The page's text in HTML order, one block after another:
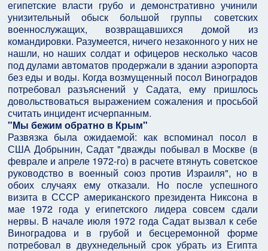
египетские власти грубо и демонстративно учинили
унизительный обыск большой группы советских
военнослужащих, возвращавшихся домой из
командировки. Разумеется, ничего незаконного у них не
нашли, но наших солдат и офицеров несколько часов
под дулами автоматов продержали в здании аэропорта
без еды и воды. Когда возмущенный посол Виноградов
потребовал разъяснений у Садата, ему пришлось
довольствоваться выражением сожаления и просьбой
считать инцидент исчерпанным.
"Мы бежим обратно в Крым"
Развязка была ожидаемой: как вспоминал посол в
США Добрынин, Садат "дважды побывал в Москве (в
феврале и апреле 1972-го) в расчете втянуть советское
руководство в военный союз против Израиля", но в
обоих случаях ему отказали. Но после успешного
визита в СССР американского президента Никсона в
мае 1972 года у египетского лидера совсем сдали
нервы. В начале июля 1972 года Садат вызвал к себе
Виноградова и в грубой и бесцеремонной форме
потребовал в двухнедельный срок убрать из Египта